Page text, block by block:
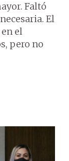
Faltó
El
el
pero no